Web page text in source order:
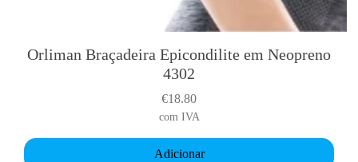
Orliman Braçadeira Epicondilite em Neopreno
4302
€18.80
com IVA
Adicionar